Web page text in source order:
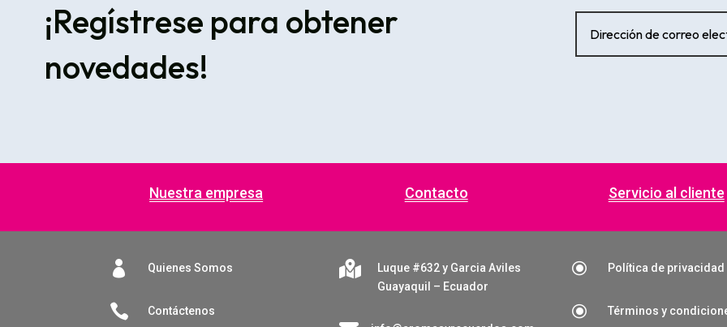
¡Regístrese para obtener
novedades!
Nuestra empresa Contacto Servicio al cliente
 Quienes Somos
 Contáctenos

Luque #632 y Garcia Aviles
Guayaquil – Ecuador
\ Política de privacidad
\ Términos y